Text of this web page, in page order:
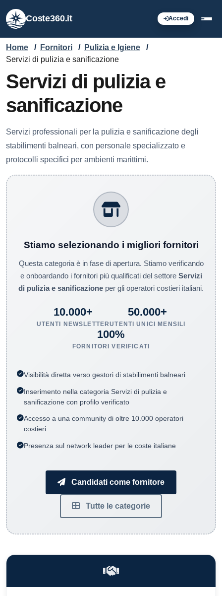
Coste360.it Accedi
Home / Fornitori / Pulizia e Igiene
/
Servizi di pulizia e sanificazione
Servizi di pulizia e
sanificazione
Servizi professionali per la pulizia e sanificazione degli
stabilimenti balneari, con personale specializzato e
protocolli specifici per ambienti marittimi.
Stiamo selezionando i migliori fornitori
Questa categoria è in fase di apertura. Stiamo verificando
e onboardando i fornitori più qualificati del settore Servizi
di pulizia e sanificazione per gli operatori costieri italiani.
10.000+
UTENTI NEWSLETTER
50.000+
UTENTI UNICI MENSILI
100%
FORNITORI VERIFICATI
Visibilità diretta verso gestori di stabilimenti balneari
Inserimento nella categoria Servizi di pulizia e
sanificazione con profilo verificato
Accesso a una community di oltre 10.000 operatori
costieri
Presenza sul network leader per le coste italiane
Candidati come fornitore
Tutte le categorie